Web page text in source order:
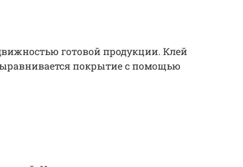
готовой продукции. Клей
покрытие с помощью